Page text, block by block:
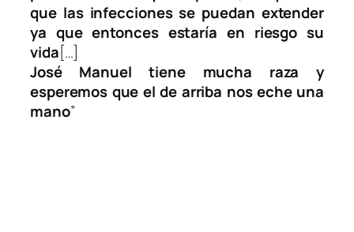
que las infecciones se puedan extender
ya que entonces estaría en riesgo su
vida[…]
José Manuel tiene mucha raza y
esperemos que el de arriba nos eche una
mano”